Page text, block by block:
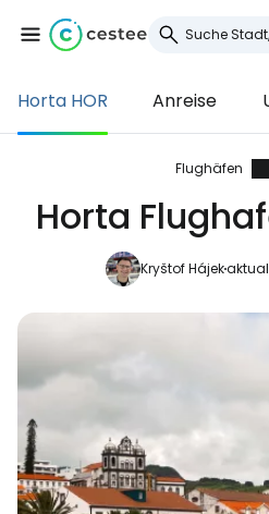
Horta HOR Anreise
Flughäfen
Horta
Kryštof Hájek
Cestee
... die weltweite Reise-
Weiter mit